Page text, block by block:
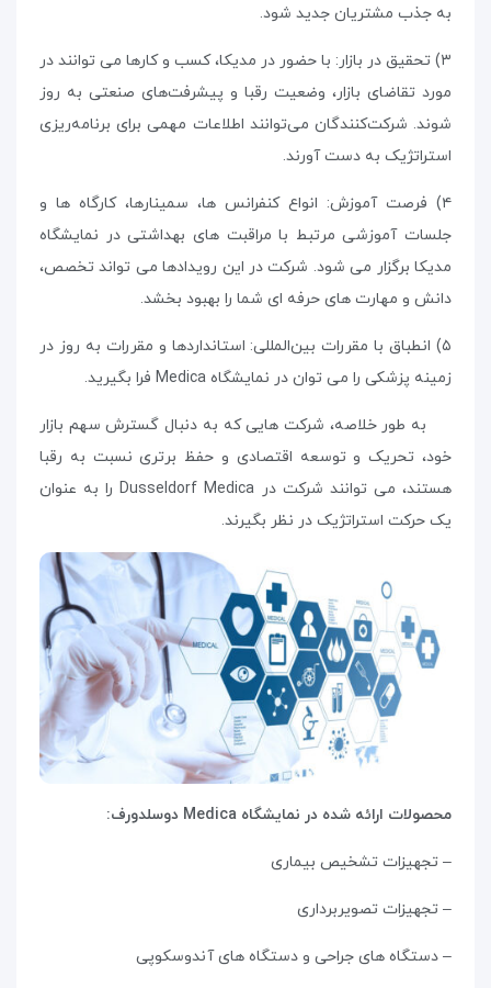
به جذب مشتریان جدید شود.
۳) تحقیق در بازار: با حضور در مدیکا، کسب و کارها می توانند در
مورد تقاضای بازار، وضعیت رقبا و پیشرفت‌های صنعتی به روز
شوند. شرکت‌کنندگان می‌توانند اطلاعات مهمی برای برنامه‌ریزی
استراتژیک به دست آورند.
۴) فرصت آموزش: انواع کنفرانس ها، سمینارها، کارگاه ها و
جلسات آموزشی مرتبط با مراقبت های بهداشتی در نمایشگاه
مدیکا برگزار می شود. شرکت در این رویدادها می تواند تخصص،
دانش و مهارت های حرفه ای شما را بهبود بخشد.
۵) انطباق با مقررات بین‌المللی: استانداردها و مقررات به روز در
زمینه پزشکی را می توان در نمایشگاه Medica فرا بگیرید.
به طور خلاصه، شرکت هایی که به دنبال گسترش سهم بازار
خود، تحریک و توسعه اقتصادی و حفظ برتری نسبت به رقبا
هستند، می توانند شرکت در Medica
Dusseldorfرا به عنوان
یک حرکت استراتژیک در نظر بگیرند.
محصولات ارائه شده در نمایشگاه Medica دوسلدورف:
– تجهیزات تشخیص بیماری
– تجهیزات تصویربرداری
– دستگاه های جراحی و دستگاه های آندوسکوپی